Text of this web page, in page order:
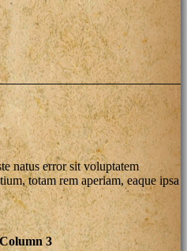
natus error sit voluptatem
totam rem aperiam, eaque ipsa
Column 3